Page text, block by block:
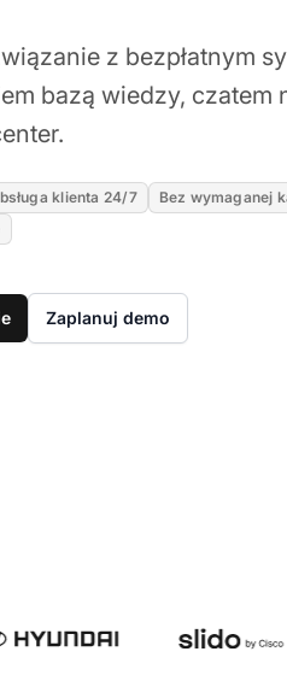
z bezpłatnym
bazą wiedzy, czatem
klienta 24/7
Bez wymaganej
Zaplanuj demo